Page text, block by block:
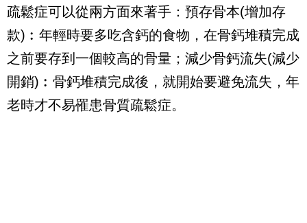
疏鬆症可以從兩方面來著手：預存骨本(增加存
款)︰年輕時要多吃含鈣的食物，在骨鈣堆積完成
之前要存到一個較高的骨量；減少骨鈣流失(減少
開銷)︰骨鈣堆積完成後，就開始要避免流失，年
老時才不易罹患骨質疏鬆症。